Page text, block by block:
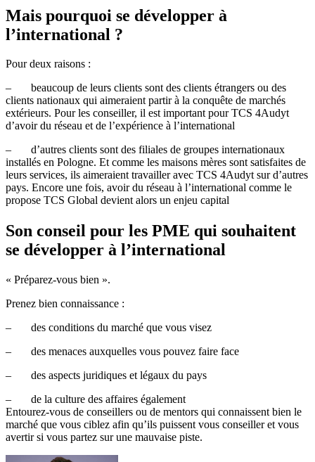
Mais pourquoi se développer à
l’international ?
Pour deux raisons :
– beaucoup de leurs clients sont des clients étrangers ou des
clients nationaux qui aimeraient partir à la conquête de marchés
extérieurs. Pour les conseiller, il est important pour TCS 4Audyt
d’avoir du réseau et de l’expérience à l’international
– d’autres clients sont des filiales de groupes internationaux
installés en Pologne. Et comme les maisons mères sont satisfaites de
leurs services, ils aimeraient travailler avec TCS 4Audyt sur d’autres
pays. Encore une fois, avoir du réseau à l’international comme le
propose TCS Global devient alors un enjeu capital
Son conseil pour les PME qui souhaitent
se développer à l’international
« Préparez-vous bien ».
Prenez bien connaissance :
– des conditions du marché que vous visez
– des menaces auxquelles vous pouvez faire face
– des aspects juridiques et légaux du pays
– de la culture des affaires également
Entourez-vous de conseillers ou de mentors qui connaissent bien le
marché que vous ciblez afin qu’ils puissent vous conseiller et vous
avertir si vous partez sur une mauvaise piste.